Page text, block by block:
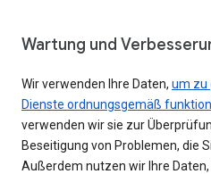
Wartung und
Wir verwenden Ihre Daten, um zu
Dienste ordnungsgemäß
verwenden wir sie zur
Beseitigung von Problemen, die
Außerdem nutzen wir Ihre